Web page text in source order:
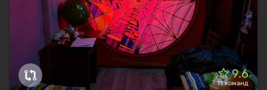
9.6
11 команд